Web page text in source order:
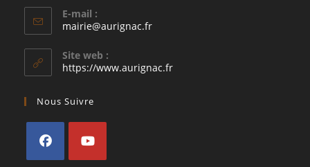
E-mail :
mairie@aurignac.frS’ouvre
application
Site web :
https://www.aurignac.fr
Nous Suivre